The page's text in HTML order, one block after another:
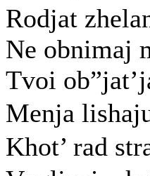
Rodjat
Ne obnimaj
Tvoi
Menja
Khot’ rad